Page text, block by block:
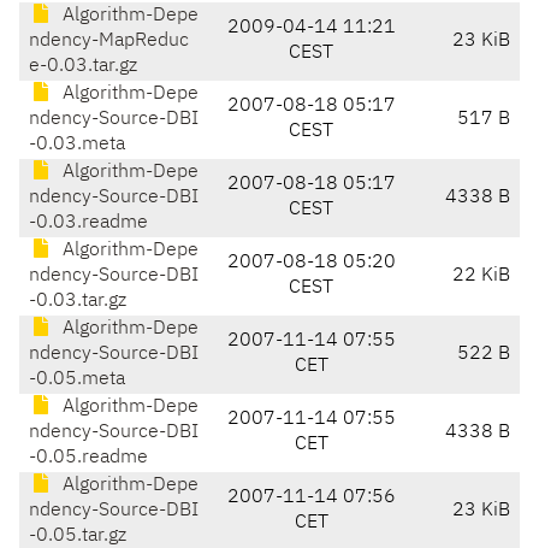
Algorithm-Depe
ndency-MapReduc
e-0.03.tar.gz
2009-04-14 11:21
CEST
23 KiB
Algorithm-Depe
ndency-Source-DBI
-0.03.meta
2007-08-18 05:17
CEST
517 B
Algorithm-Depe
ndency-Source-DBI
-0.03.readme
2007-08-18 05:17
CEST
4338 B
Algorithm-Depe
ndency-Source-DBI
-0.03.tar.gz
2007-08-18 05:20
CEST
22 KiB
Algorithm-Depe
ndency-Source-DBI
-0.05.meta
2007-11-14 07:55
CET
522 B
Algorithm-Depe
ndency-Source-DBI
-0.05.readme
2007-11-14 07:55
CET
4338 B
Algorithm-Depe
ndency-Source-DBI
-0.05.tar.gz
2007-11-14 07:56
CET
23 KiB